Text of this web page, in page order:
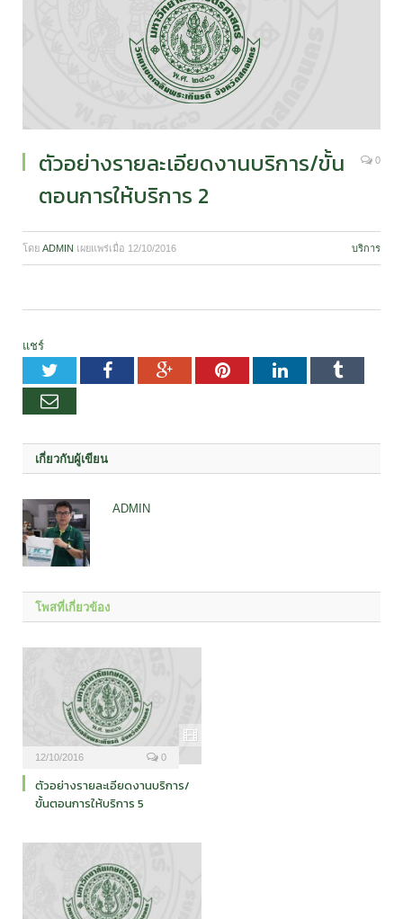
ตัวอย่างรายละเอียดงานบริการ/ขั้น
ตอนการให้บริการ 2
0
โดย ADMIN เผยแพร่เมื่อ 12/10/2016 บริการ
แชร์
TwitterFacebookGoogle+PinterestLinkedInTumblr
อีเมล
เกี่ยวกับผู้เขียน
ADMIN
โพสที่เกี่ยวข้อง
12/10/2016 0
ตัวอย่างรายละเอียดงานบริการ/
ขั้นตอนการให้บริการ 5